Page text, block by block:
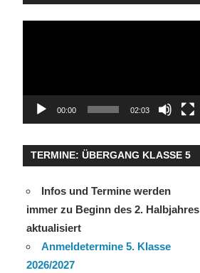
00:00 02:03
TERMINE: ÜBERGANG KLASSE 5
Infos und Termine werden
immer zu Beginn des 2. Halbjahres
aktualisiert
Anmeldetermine 5. Klasse
2026/2027